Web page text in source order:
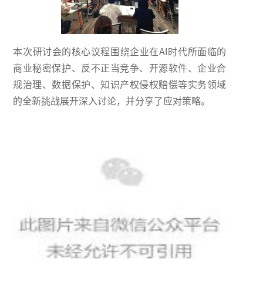
本次研讨会的核心议程围绕企业在AI时代所面临的
商业秘密保护、反不正当竞争、开源软件、企业合
规治理、数据保护、知识产权侵权赔偿等实务领域
的全新挑战展开深入讨论，并分享了应对策略。